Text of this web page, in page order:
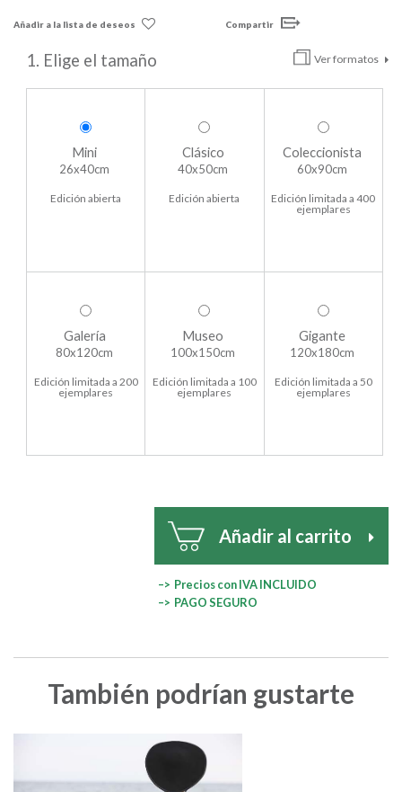
Añadir a la lista de deseos Compartir
Ver formatos
1. Elige el tamaño
Mini
26x40cm
Edición abierta
Clásico
40x50cm
Edición abierta
Coleccionista
60x90cm
Edición limitada a 400
ejemplares
Galería
80x120cm
Edición limitada a 200
ejemplares
Museo
100x150cm
Edición limitada a 100
ejemplares
Gigante
120x180cm
Edición limitada a 50
ejemplares
Añadir al carrito
–> Precios con IVA INCLUIDO
–> PAGO SEGURO
También podrían gustarte